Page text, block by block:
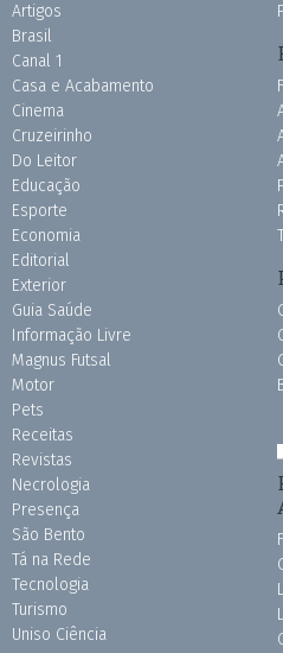
Artigos
Brasil
Canal 1
Casa e Acabamento
Cinema
Cruzeirinho
Do Leitor
Educação
Esporte
Economia
Editorial
Exterior
Guia Saúde
Informação Livre
Magnus Futsal
Motor
Pets
Receitas
Revistas
Necrologia
Presença
São Bento
Tá na Rede
Tecnologia
Turismo
Uniso Ciência